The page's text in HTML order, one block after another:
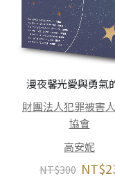
漫夜馨光――愛與勇氣
財團法人犯罪被害
協會
高安妮
NT$300 NT$